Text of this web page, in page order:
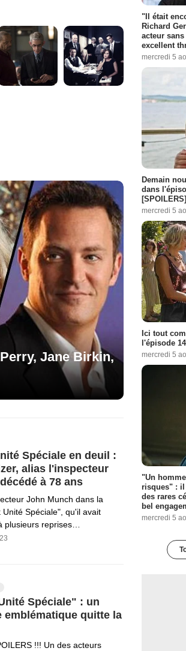
Jane Birkin,
Spéciale en deuil :
alias l'inspecteur
à 78 ans
John Munch dans la
Unité Spéciale", qu'il avait
plusieurs reprises…
Spéciale" : un
emblématique quitte la
!!! Un des acteurs
"Il était
Richard
acteur
excellent
mercredi 5
Demain
dans
[SPOILERS]
mercredi 5
Ici tout
l'épisode
mercredi 5
"Un
risques" : il
des rares
bel
mercredi 5